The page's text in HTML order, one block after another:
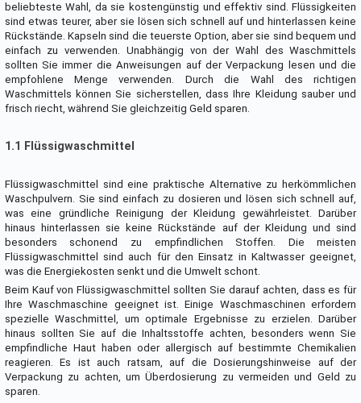
beliebteste Wahl, da sie kostengünstig und effektiv sind. Flüssigkeiten
sind etwas teurer, aber sie lösen sich schnell auf und hinterlassen keine
Rückstände. Kapseln sind die teuerste Option, aber sie sind bequem und
einfach zu verwenden. Unabhängig von der Wahl des Waschmittels
sollten Sie immer die Anweisungen auf der Verpackung lesen und die
empfohlene Menge verwenden. Durch die Wahl des richtigen
Waschmittels können Sie sicherstellen, dass Ihre Kleidung sauber und
frisch riecht, während Sie gleichzeitig Geld sparen.
1.1 Flüssigwaschmittel
Flüssigwaschmittel sind eine praktische Alternative zu herkömmlichen
Waschpulvern. Sie sind einfach zu dosieren und lösen sich schnell auf,
was eine gründliche Reinigung der Kleidung gewährleistet. Darüber
hinaus hinterlassen sie keine Rückstände auf der Kleidung und sind
besonders schonend zu empfindlichen Stoffen. Die meisten
Flüssigwaschmittel sind auch für den Einsatz in Kaltwasser geeignet,
was die Energiekosten senkt und die Umwelt schont.
Beim Kauf von Flüssigwaschmittel sollten Sie darauf achten, dass es für
Ihre Waschmaschine geeignet ist. Einige Waschmaschinen erfordern
spezielle Waschmittel, um optimale Ergebnisse zu erzielen. Darüber
hinaus sollten Sie auf die Inhaltsstoffe achten, besonders wenn Sie
empfindliche Haut haben oder allergisch auf bestimmte Chemikalien
reagieren. Es ist auch ratsam, auf die Dosierungshinweise auf der
Verpackung zu achten, um Überdosierung zu vermeiden und Geld zu
sparen.